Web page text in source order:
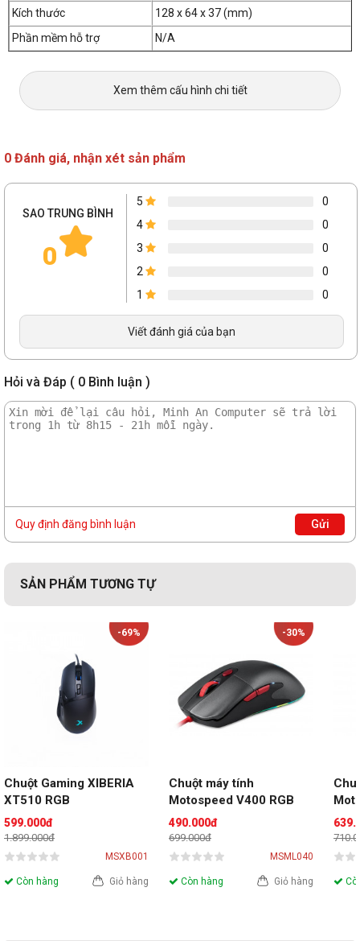
Kích thước
128 x 64 x 37 (mm)
Phần mềm hỗ trợ
N/A
Xem thêm cấu hình chi tiết
0 Đánh giá, nhận xét sản phẩm
SAO TRUNG BÌNH
0
5
0
4
0
3
0
2
0
1
0
Viết đánh giá của bạn
Hỏi và Đáp ( 0 Bình luận )
Quy định đăng bình luận Gửi
SẢN PHẨM TƯƠNG TỰ
-69%
Chuột Gaming XIBERIA
XT510 RGB
599.000đ
1.899.000đ
MSXB001
Còn hàng Giỏ hàng
-30%
Chuột máy tính
Motospeed V400 RGB
490.000đ
699.000đ
MSML040
Còn hàng Giỏ hàng